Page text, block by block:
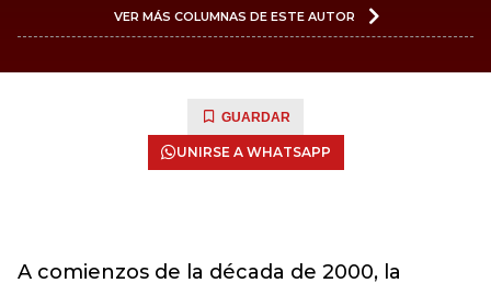
VER MÁS COLUMNAS DE ESTE AUTOR
GUARDAR
UNIRSE A WHATSAPP
A comienzos de la década de 2000, la